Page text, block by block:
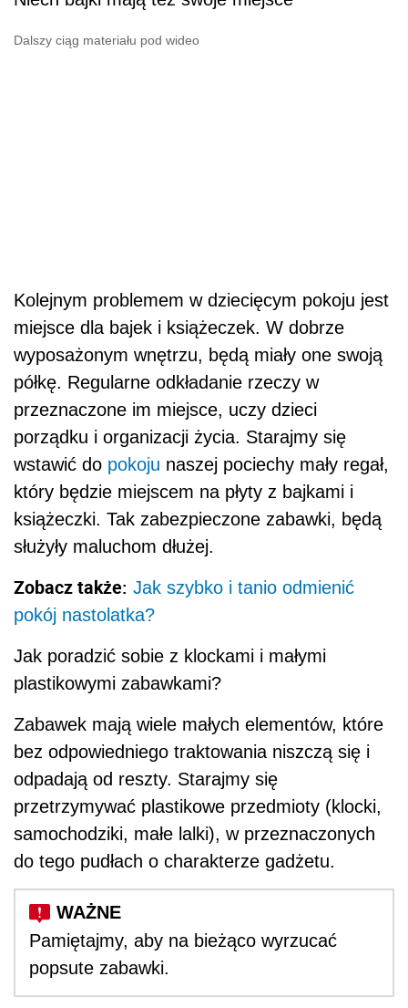
Dalszy ciąg materiału pod wideo
Kolejnym problemem w dziecięcym pokoju jest
miejsce dla bajek i książeczek. W dobrze
wyposażonym wnętrzu, będą miały one swoją
półkę. Regularne odkładanie rzeczy w
przeznaczone im miejsce, uczy dzieci
porządku i organizacji życia. Starajmy się
wstawić do pokoju naszej pociechy mały regał,
który będzie miejscem na płyty z bajkami i
książeczki. Tak zabezpieczone zabawki, będą
służyły maluchom dłużej.
Zobacz także: Jak szybko i tanio odmienić
pokój nastolatka?
Jak poradzić sobie z klockami i małymi
plastikowymi zabawkami?
Zabawek mają wiele małych elementów, które
bez odpowiedniego traktowania niszczą się i
odpadają od reszty. Starajmy się
przetrzymywać plastikowe przedmioty (klocki,
samochodziki, małe lalki), w przeznaczonych
do tego pudłach o charakterze gadżetu.
Pamiętajmy, aby na bieżąco wyrzucać
popsute zabawki.